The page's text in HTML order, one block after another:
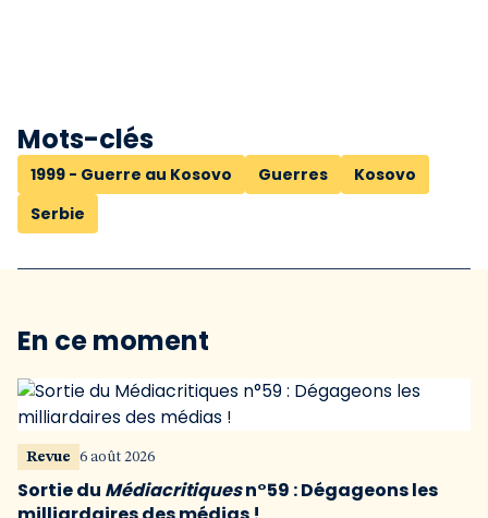
Mots-clés
1999 - Guerre au Kosovo Guerres
Kosovo
Serbie
En ce moment
Revue 6 août 2026
Sortie du Médiacritiquesn°59 : Dégageons les